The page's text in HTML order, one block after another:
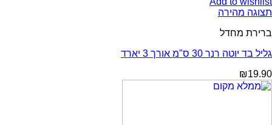
תצוגה מהירה
ברירת מחדל
גליל בד יוטה רנר 30 ס"מ אורך 3 יארד
₪19.90